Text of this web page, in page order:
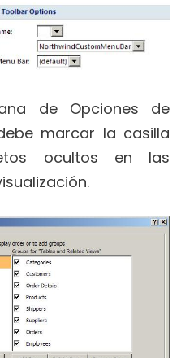
de Opciones de
marcar la casilla
ocultos en las